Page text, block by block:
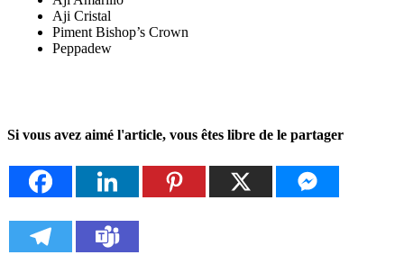
Aji Cristal
Piment Bishop’s Crown
Peppadew
Si vous avez aimé l'article, vous êtes libre de le partager